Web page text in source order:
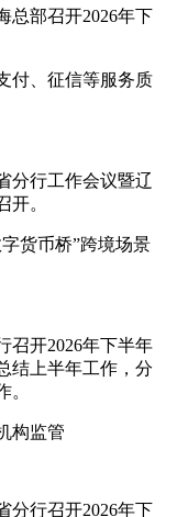
总部召开2026年下
付、征信等服务质
分行工作会议暨辽
开。
货币桥”跨境场景
召开2026年下半年
结上半年工作，分
。
构监管
分行召开2026年下